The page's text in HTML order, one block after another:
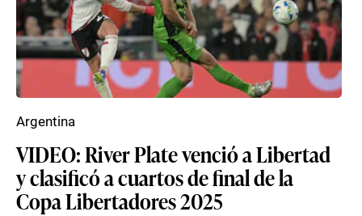
VIDEO: River Plate venció a Libertad
y clasificó a cuartos de final de la
Copa Libertadores 2025
Argentina